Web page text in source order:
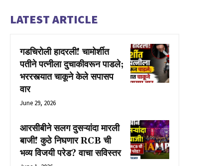
LATEST ARTICLE
गडचिरोली हादरली! चामोर्शीत
पतीने पत्नीला दुचाकीवरून पाडले;
भररस्त्यात चाकूने केले सपासप
वार
June 29, 2026
आरसीबीने सलग दुसऱ्यांदा मारली
बाजी! कुठे निघणार RCB ची
भव्य विजयी परेड? वाचा सविस्तर